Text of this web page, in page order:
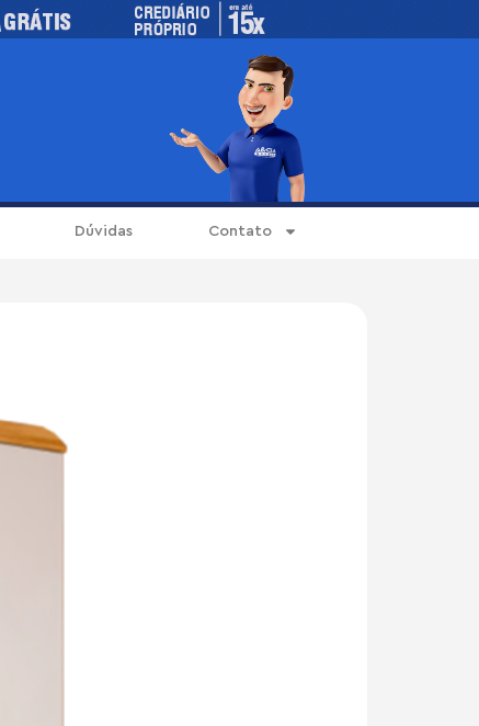
Dúvidas Contato